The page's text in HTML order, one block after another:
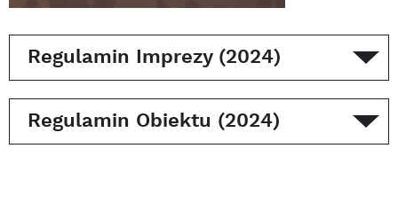
Regulamin Imprezy (2024)
Regulamin Obiektu (2024)